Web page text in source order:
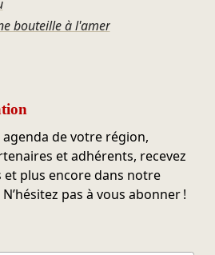
bouteille à l'amer
de votre région,
et adhérents, recevez
plus encore dans notre
pas à vous abonner !